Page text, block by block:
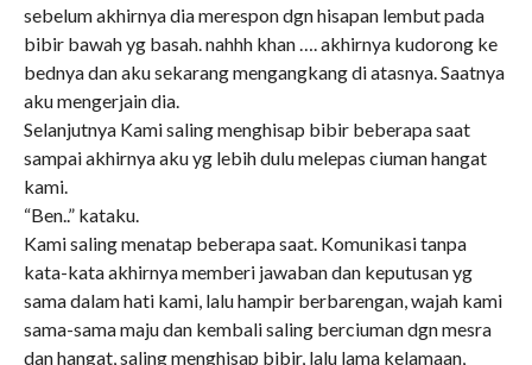
sebelum akhirnya dia merespon dgn hisapan lembut pada
bibir bawah yg basah. nahhh khan …. akhirnya kudorong ke
bednya dan aku sekarang mengangkang di atasnya. Saatnya
aku mengerjain dia.
Selanjutnya Kami saling menghisap bibir beberapa saat
sampai akhirnya aku yg lebih dulu melepas ciuman hangat
kami.
“Ben..” kataku.
Kami saling menatap beberapa saat. Komunikasi tanpa
kata-kata akhirnya memberi jawaban dan keputusan yg
sama dalam hati kami, lalu hampir berbarengan, wajah kami
sama-sama maju dan kembali saling berciuman dgn mesra
dan hangat, saling menghisap bibir, lalu lama kelamaan,